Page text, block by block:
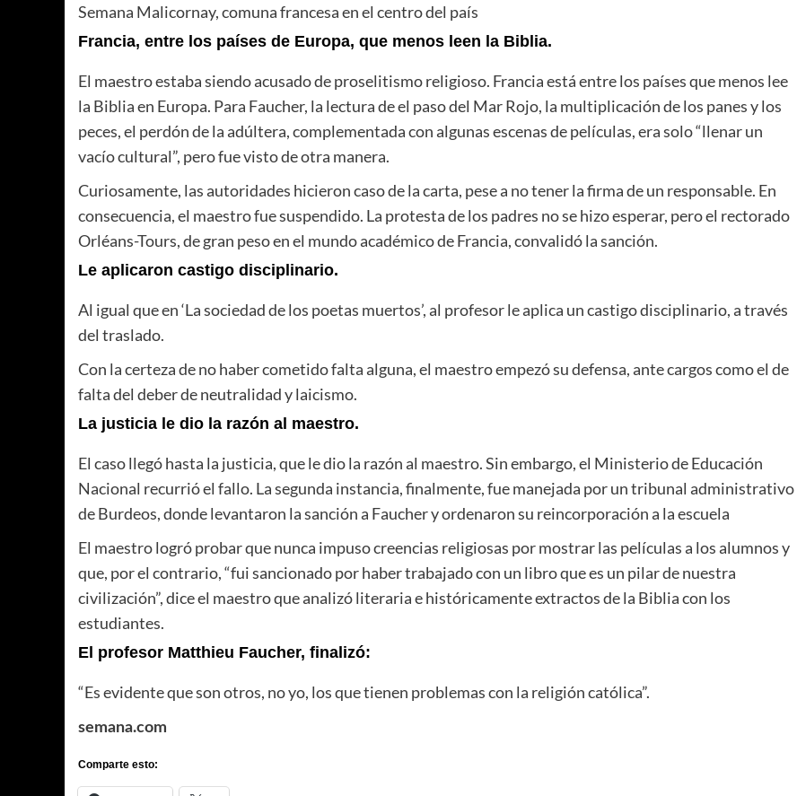
Semana Malicornay, comuna francesa en el centro del país
Francia, entre los países de Europa, que menos leen la Biblia.
El maestro estaba siendo acusado de proselitismo religioso. Francia está entre los países que menos lee
la Biblia en Europa. Para Faucher, la lectura de el paso del Mar Rojo, la multiplicación de los panes y los
peces, el perdón de la adúltera, complementada con algunas escenas de películas, era solo “llenar un
vacío cultural”, pero fue visto de otra manera.
Curiosamente, las autoridades hicieron caso de la carta, pese a no tener la firma de un responsable. En
consecuencia, el maestro fue suspendido. La protesta de los padres no se hizo esperar, pero el rectorado
Orléans-Tours, de gran peso en el mundo académico de Francia, convalidó la sanción.
Le aplicaron castigo disciplinario.
Al igual que en ‘La sociedad de los poetas muertos’, al profesor le aplica un castigo disciplinario, a través
del traslado.
Con la certeza de no haber cometido falta alguna, el maestro empezó su defensa, ante cargos como el de
falta del deber de neutralidad y laicismo.
La justicia le dio la razón al maestro.
El caso llegó hasta la justicia, que le dio la razón al maestro. Sin embargo, el Ministerio de Educación
Nacional recurrió el fallo. La segunda instancia, finalmente, fue manejada por un tribunal administrativo
de Burdeos, donde levantaron la sanción a Faucher y ordenaron su reincorporación a la escuela
El maestro logró probar que nunca impuso creencias religiosas por mostrar las películas a los alumnos y
que, por el contrario, “fui sancionado por haber trabajado con un libro que es un pilar de nuestra
civilización”, dice el maestro que analizó literaria e históricamente extractos de la Biblia con los
estudiantes.
El profesor Matthieu Faucher, finalizó:
“Es evidente que son otros, no yo, los que tienen problemas con la religión católica”.
semana.com
Comparte esto: